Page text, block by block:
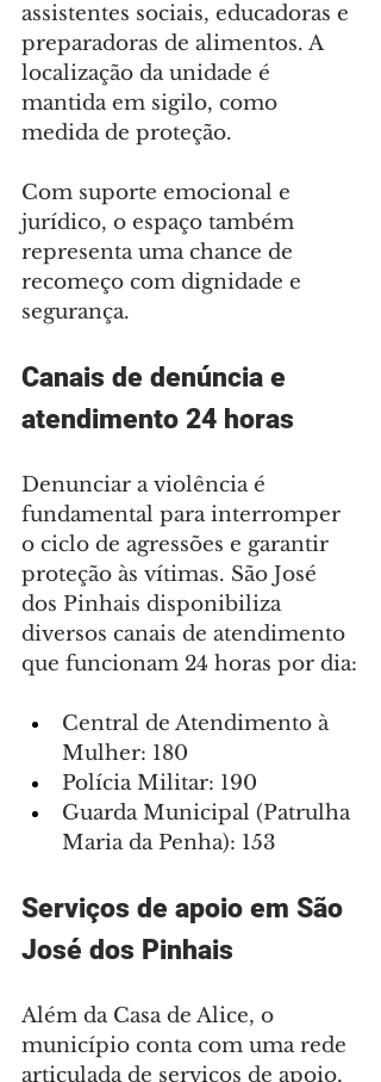
assistentes sociais, educadoras e
preparadoras de alimentos. A
localização da unidade é
mantida em sigilo, como
medida de proteção.
Com suporte emocional e
jurídico, o espaço também
representa uma chance de
recomeço com dignidade e
segurança.
Canais de denúncia e
atendimento 24 horas
Denunciar a violência é
fundamental para interromper
o ciclo de agressões e garantir
proteção às vítimas. São José
dos Pinhais disponibiliza
diversos canais de atendimento
que funcionam 24 horas por dia:
Central de Atendimento à
Mulher: 180
Polícia Militar: 190
Guarda Municipal (Patrulha
Maria da Penha): 153
Serviços de apoio em São
José dos Pinhais
Além da Casa de Alice, o
município conta com uma rede
articulada de serviços de apoio,